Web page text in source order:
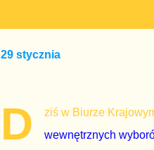
29 stycznia
D
ziś w Biurze
wewnętrznych